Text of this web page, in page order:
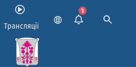
Трансляції
1